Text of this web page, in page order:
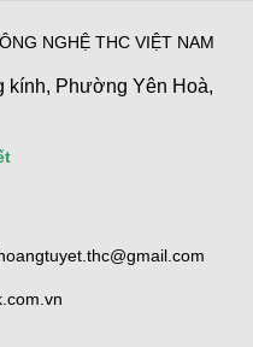
NGHỆ THC VIỆT NAM
kính, Phường Yên Hoà,